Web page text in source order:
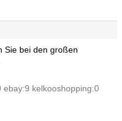
Sie bei den großen
ebay:9 kelkooshopping:0